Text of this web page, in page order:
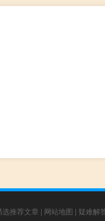
选推荐文章 | 网站地图 | 疑难解